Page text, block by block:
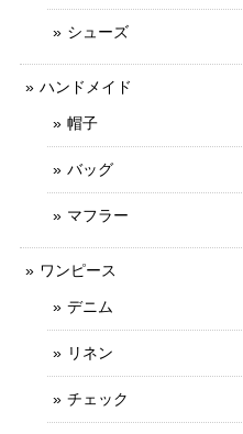
シューズ
ハンドメイド
帽子
バッグ
マフラー
ワンピース
デニム
リネン
チェック